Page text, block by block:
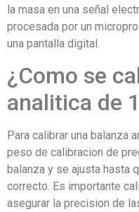
la masa en una señal
procesada por un
una pantalla digital.
¿Como se
analitica de
Para calibrar una balanza
peso de calibracion de
balanza y se ajusta hasta
correcto. Es importante
asegurar la precision de